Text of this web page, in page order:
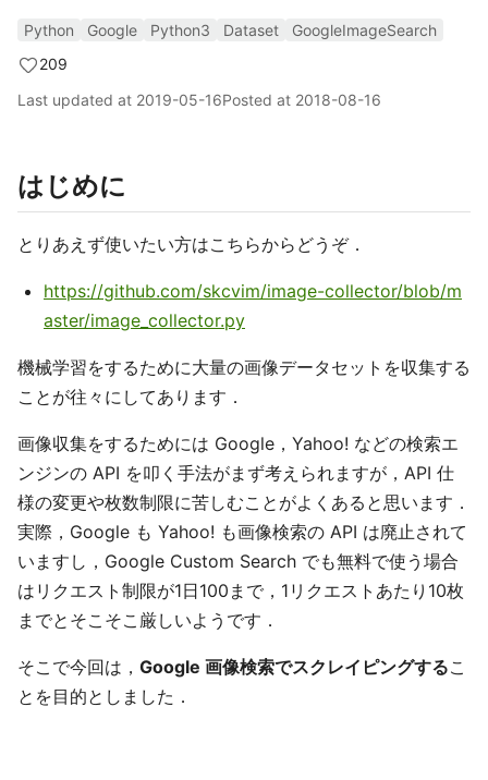
Python Google Python3 Dataset
GoogleImageSearch
209
Last updated at 2019-05-16Posted at 2018-08-16
はじめに
とりあえず使いたい方はこちらからどうぞ．
https://github.com/skcvim/image-collector/blob/m
aster/image_collector.py
機械学習をするために大量の画像データセットを収集する
ことが往々にしてあります．
画像収集をするためには Google，Yahoo! などの検索エ
ンジンの API を叩く手法がまず考えられますが，API 仕
様の変更や枚数制限に苦しむことがよくあると思います．
実際，Google も Yahoo! も画像検索の API は廃止されて
いますし，Google Custom Search でも無料で使う場合
はリクエスト制限が1日100まで，1リクエストあたり10枚
までとそこそこ厳しいようです．
そこで今回は， Google 画像検索でスクレイピングするこ
とを目的としました．